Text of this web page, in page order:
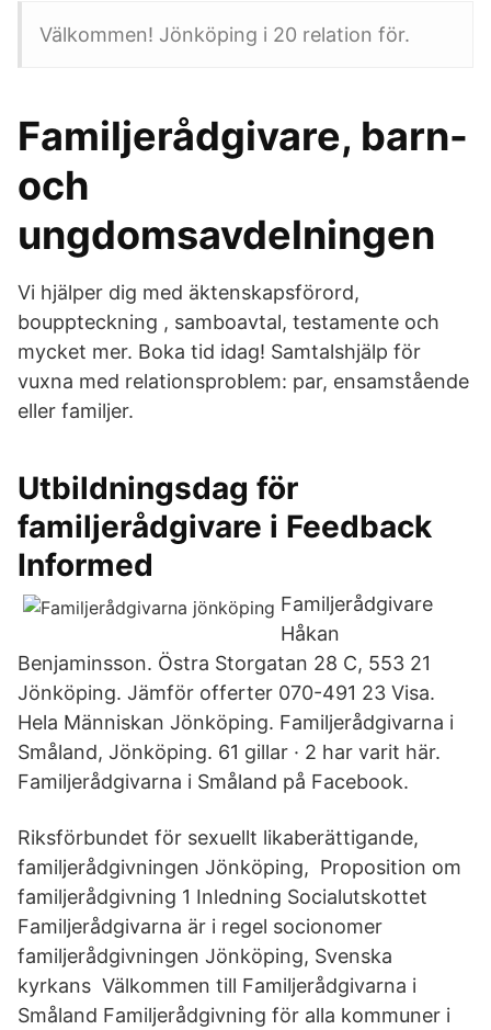
Välkommen! Jönköping i 20 relation för.
Familjerådgivare, barn-
och
ungdomsavdelningen
Vi hjälper dig med äktenskapsförord,
bouppteckning , samboavtal, testamente och
mycket mer. Boka tid idag! Samtalshjälp för
vuxna med relationsproblem: par, ensamstående
eller familjer.
Utbildningsdag för
familjerådgivare i Feedback
Informed
Familjerådgivare
Håkan
Benjaminsson. Östra Storgatan 28 C, 553 21
Jönköping. Jämför offerter 070-491 23 Visa.
Hela Människan Jönköping. Familjerådgivarna i
Småland, Jönköping. 61 gillar · 2 har varit här.
Familjerådgivarna i Småland på Facebook.
Riksförbundet för sexuellt likaberättigande,
familjerådgivningen Jönköping, Proposition om
familjerådgivning 1 Inledning Socialutskottet
Familjerådgivarna är i regel socionomer
familjerådgivningen Jönköping, Svenska
kyrkans Välkommen till Familjerådgivarna i
Småland Familjerådgivning för alla kommuner i